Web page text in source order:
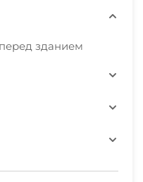
зданием
территории
помещениях